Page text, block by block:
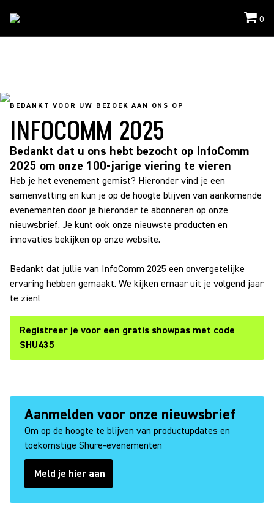
0
BEDANKT VOOR UW BEZOEK AAN ONS OP
INFOCOMM 2025
Bedankt dat u ons hebt bezocht op InfoComm
2025 om onze 100-jarige viering te vieren
Heb je het evenement gemist? Hieronder vind je een
samenvatting en kun je op de hoogte blijven van aankomende
evenementen door je hieronder te abonneren op onze
nieuwsbrief. Je kunt ook onze nieuwste producten en
innovaties bekijken op onze website.
Bedankt dat jullie van InfoComm 2025 een onvergetelijke
ervaring hebben gemaakt. We kijken ernaar uit je volgend jaar
te zien!
Registreer je voor een gratis showpas met code
SHU435
Aanmelden voor onze nieuwsbrief
Om op de hoogte te blijven van productupdates en
toekomstige Shure-evenementen
Meld je hier aan